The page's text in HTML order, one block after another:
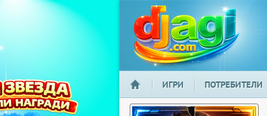
djagi.com
НАЧАЛО
ИГРИ ПОТРЕБИТЕЛИ